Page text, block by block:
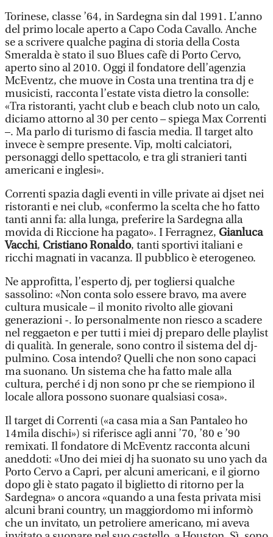
Torinese, classe ’64, in Sardegna sin dal 1991. L’anno
del primo locale aperto a Capo Coda Cavallo. Anche
se a scrivere qualche pagina di storia della Costa
Smeralda è stato il suo Blues cafè di Porto Cervo,
aperto sino al 2010. Oggi il fondatore dell’agenzia
McEventz, che muove in Costa una trentina tra dj e
musicisti, racconta l’estate vista dietro la consolle:
«Tra ristoranti, yacht club e beach club noto un calo,
diciamo attorno al 30 per cento – spiega Max Correnti
–. Ma parlo di turismo di fascia media. Il target alto
invece è sempre presente. Vip, molti calciatori,
personaggi dello spettacolo, e tra gli stranieri tanti
americani e inglesi».
Correnti spazia dagli eventi in ville private ai djset nei
ristoranti e nei club, «confermo la scelta che ho fatto
tanti anni fa: alla lunga, preferire la Sardegna alla
movida di Riccione ha pagato». I Ferragnez, Gianluca
Vacchi, Cristiano Ronaldo, tanti sportivi italiani e
ricchi magnati in vacanza. Il pubblico è eterogeneo.
Ne approfitta, l’esperto dj, per togliersi qualche
sassolino: «Non conta solo essere bravo, ma avere
cultura musicale – il monito rivolto alle giovani
generazioni -. Io personalmente non riesco a scadere
nel reggaeton e per tutti i miei dj preparo delle playlist
di qualità. In generale, sono contro il sistema del dj-
pulmino. Cosa intendo? Quelli che non sono capaci
ma suonano. Un sistema che ha fatto male alla
cultura, perché i dj non sono pr che se riempiono il
locale allora possono suonare qualsiasi cosa».
Il target di Correnti («a casa mia a San Pantaleo ho
14mila dischi») si riferisce agli anni ’70, ’80 e ’90
remixati. Il fondatore di McEventz racconta alcuni
aneddoti: «Uno dei miei dj ha suonato su uno yach da
Porto Cervo a Capri, per alcuni americani, e il giorno
dopo gli è stato pagato il biglietto di ritorno per la
Sardegna» o ancora «quando a una festa privata misi
alcuni brani country, un maggiordomo mi informò
che un invitato, un petroliere americano, mi aveva